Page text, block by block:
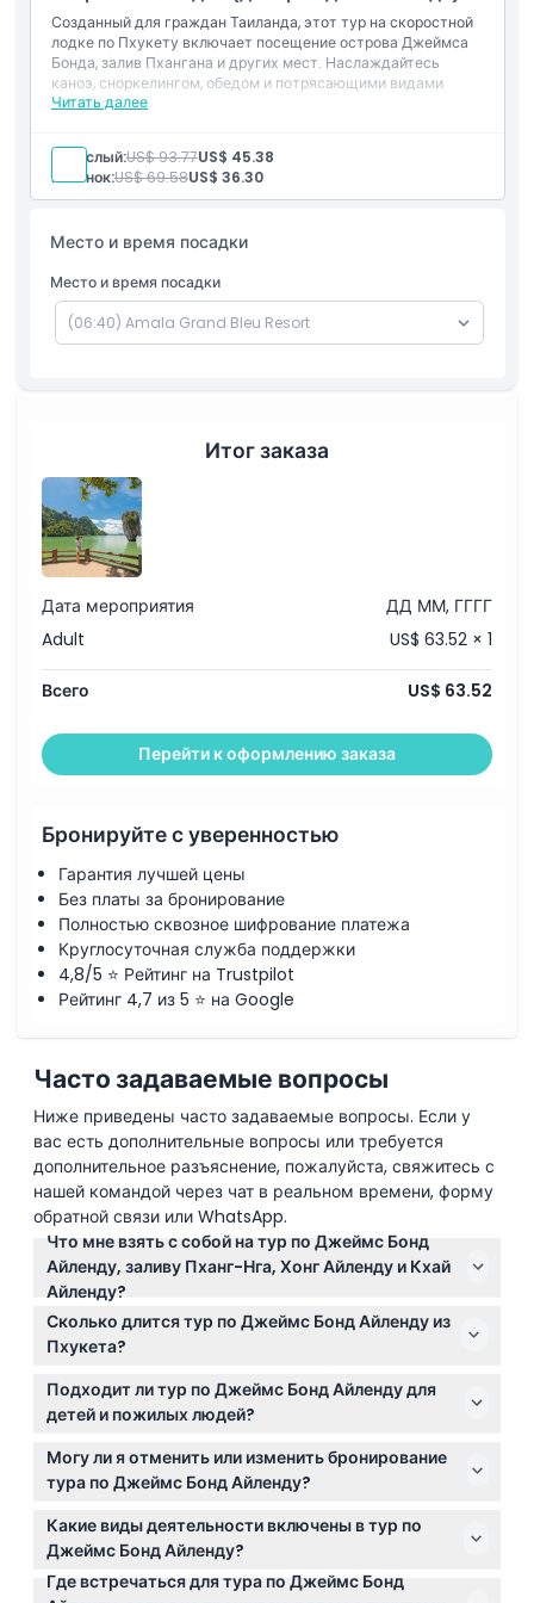
волнением и незабываемыми впечатлениями. Это
идеальный опыт для любителей природы, тех, кто ищет
приключения, и всех, кто хочет исследовать самые
знаковые острова Таиланда.
Основные моменты
Включено
Политика в отношении детей и взрослых
Часы работы
Вещи, которые нужно знать
Местоположение
Созданный для граждан Таиланда, этот тур на скоростной
лодке по Пхукету включает посещение острова Джеймса
Бонда, залив Пхангана и других мест. Наслаждайтесь
каноэ, сноркелингом, обедом и потрясающими видами
островов.
Читать далее
Взрослый:US$ 93.77US$ 45.38
Ребенок:US$ 69.58US$ 36.30
Место и время посадки
Место и время посадки
Итог заказа
Дата мероприятия
ДД ММ, ГГГГ
Adult
US$ 63.52 × 1
Всего US$ 63.52
Перейти к оформлению заказа
Бронируйте с уверенностью
Гарантия лучшей цены
Без платы за бронирование
Полностью сквозное шифрование платежа
Круглосуточная служба поддержки
4,8/5 ⭐ Рейтинг на Trustpilot
Рейтинг 4,7 из 5 ⭐ на Google
Часто задаваемые вопросы
Ниже приведены часто задаваемые вопросы. Если у
вас есть дополнительные вопросы или требуется
дополнительное разъяснение, пожалуйста, свяжитесь с
нашей командой через чат в реальном времени, форму
обратной связи или WhatsApp.
Что мне взять с собой на тур по Джеймс Бонд
Айленду, заливу Пханг-Нга, Хонг Айленду и Кхай
Айленду?
Возьмите с собой купальник, полотенце,
солнцезащитный крем, шляпу и камеру, чтобы
запечатлеть потрясающие пейзажи. Также
рекомендуется удобная обувь и сменная одежда
для поездок на лодках и остановок на пляже.
Сколько длится тур по Джеймс Бонд Айленду из
Пхукета?
Тур длится примерно от 8 до 10 часов, включая
посещение Джеймс Бонд Айленда, залива Пханг-
Нга, Хонг Айленда и Кхай Айленда. Отправления
обычно происходят с 7:00 до 9:00 утра (возможны
изменения — пожалуйста, уточняйте при
Подходит ли тур по Джеймс Бонд Айленду для
детей и пожилых людей?
Да, тур подходит для детей в возрасте от 4 до 11 лет
и взрослых от 12 до 70 лет. Это семейное
приключение, но требует некоторой ходьбы и
переездов на лодках, поэтому умеренная
физическая форма приветствуется.
Могу ли я отменить или изменить бронирование
тура по Джеймс Бонд Айленду?
Вы можете отменить бронирование за 72 часа до
тура и получить полный возврат средств за
вычетом комиссий за трансфер. Отмена менее чем
за 72 часа или неявка оплачиваются полностью.
Какие виды деятельности включены в тур по
Джеймс Бонд Айленду?
Тур включает греблю на каноэ через мангровые
Где встречаться для тура по Джеймс Бонд